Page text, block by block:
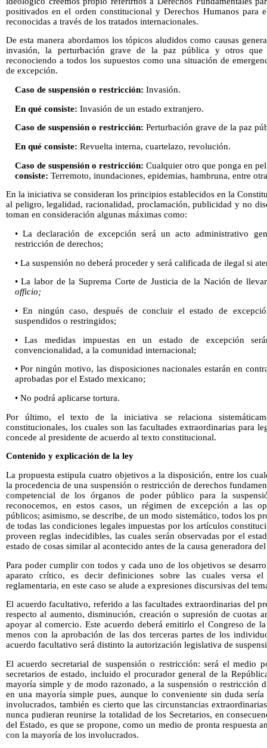
positivados en el orden constitucional y Derechos Humanos para
reconocidas a través de los tratados internacionales.
De esta manera abordamos los tópicos aludidos como causas
invasión, la perturbación grave de la paz pública y otros
reconociendo a todos los supuestos como una situación de
de excepción.
Caso de suspensión o restricción: Invasión.
En qué consiste: Invasión de un estado extranjero.
Caso de suspensión o restricción: Perturbación grave de la paz
En qué consiste: Revuelta interna, cuartelazo, revolución.
Caso de suspensión o restricción:Cualquier otro que ponga en
consiste: Terremoto, inundaciones, epidemias, hambruna, entre
En la iniciativa se consideran los principios establecidos en la
al peligro, legalidad, racionalidad, proclamación, publicidad y no
toman en consideración algunas máximas como:
• La declaración de excepción será un acto administrativo
restricción de derechos;
• La suspensión no deberá proceder y será calificada de ilegal si
• La labor de la Suprema Corte de Justicia de la Nación de
officio;
• En ningún caso, después de concluir el estado de
suspendidos o restringidos;
• Las medidas impuestas en un estado de excepción
convencionalidad, a la comunidad internacional;
• Por ningún motivo, las disposiciones nacionales estarán en
aprobadas por el Estado mexicano;
• No podrá aplicarse tortura.
Por último, el texto de la iniciativa se relaciona
constitucionales, los cuales son las facultades extraordinarias para
concede al presidente de acuerdo al texto constitucional.
Contenido y explicación de la ley
La propuesta estipula cuatro objetivos a la disposición, entre los
la procedencia de una suspensión o restricción de derechos
competencial de los órganos de poder público para la
reconocemos, en estos casos, un régimen de excepción a las
públicos; asimismo, se describe, de un modo sistemático, todos los
de todas las condiciones legales impuestas por los artículos
proveen reglas indecidibles, las cuales serán observadas por el
estado de cosas similar al acontecido antes de la causa generadora
Para poder cumplir con todos y cada uno de los objetivos se
aparato crítico, es decir definiciones sobre las cuales versa
reglamentaria, en este caso se alude a expresiones discursivas del
El acuerdo facultativo, referido a las facultades extraordinarias del
respecto al aumento, disminución, creación o supresión de cuotas
apoyar al comercio. Este acuerdo deberá emitirlo el Congreso de
menos con la aprobación de las dos terceras partes de los
acuerdo facultativo será distinto la autorización legislativa de
El acuerdo secretarial de suspensión o restricción: será el medio
secretarios de estado, incluido el procurador general de la
mayoría simple y de modo razonado, a la suspensión o restricción
en una mayoría simple pues, aunque lo conveniente sin duda
involucrados, también es cierto que las circunstancias
nunca pudieran reunirse la totalidad de los Secretarios, en
del Estado, es que se propone, como un medio de pronta respuesta
con la mayoría de los involucrados.